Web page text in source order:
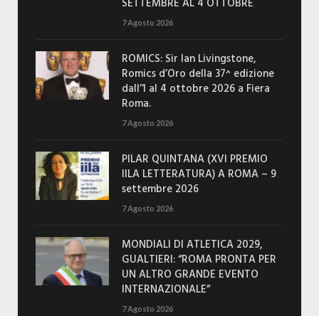
7 Agosto 2026
ROMICS: Sir Ian Livingstone,
Romics d’Oro della 37^ edizione
dall’1 al 4 ottobre 2026 a Fiera
Roma.
7 Agosto 2026
PILAR QUINTANA (XVI PREMIO
IILA LETTERATURA) A ROMA – 9
settembre 2026
7 Agosto 2026
MONDIALI DI ATLETICA 2029,
GUALTIERI: “ROMA PRONTA PER
UN ALTRO GRANDE EVENTO
INTERNAZIONALE”
7 Agosto 2026